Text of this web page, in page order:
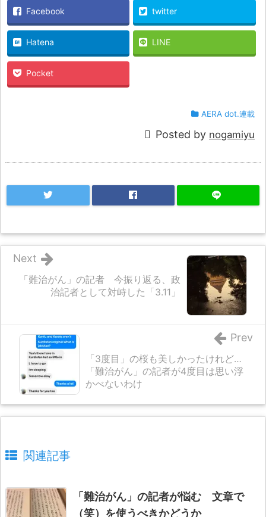
Facebook twitter
Hatena LINE
Pocket
AERA dot.連載
Posted by nogamiyu
「難治がん」の記者 今振り返る、政
治記者として対峙した「3.11」
Next
「3度目」の桜も美しかったけれど…
「難治がん」の記者が4度目は思い浮
かべないわけ
Prev
関連記事
「難治がん」の記者が悩む 文章で
（笑）を使うべきかどうか